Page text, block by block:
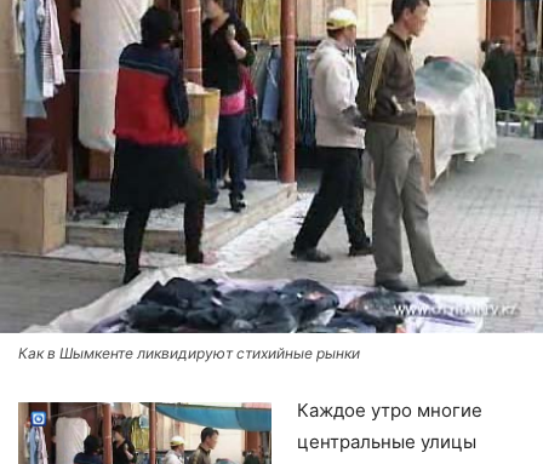
Как в Шымкенте ликвидируют стихийные рынки
Каждое утро многие
центральные улицы